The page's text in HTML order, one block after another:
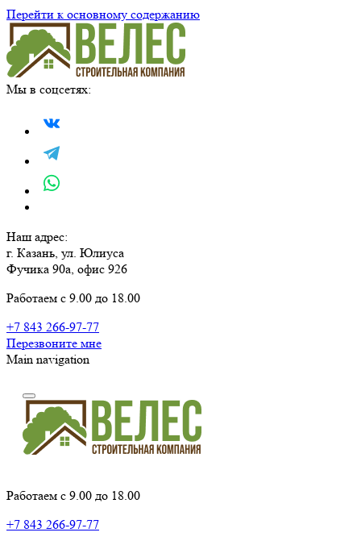
Перейти к основному содержанию
Мы в соцсетях:
Наш адрес:
г. Казань, ул. Юлиуса
Фучика 90а, офис 926
Работаем с 9.00 до 18.00
+7 843 266-97-77
Перезвоните мне
Main navigation
Работаем с 9.00 до 18.00
+7 843 266-97-77